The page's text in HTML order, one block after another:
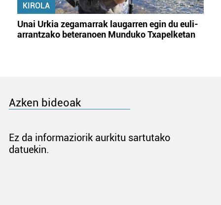
KIROLA
Unai Urkia zegamarrak laugarren egin du euli-
arrantzako beteranoen Munduko Txapelketan
Azken bideoak
Ez da informaziorik aurkitu sartutako
datuekin.